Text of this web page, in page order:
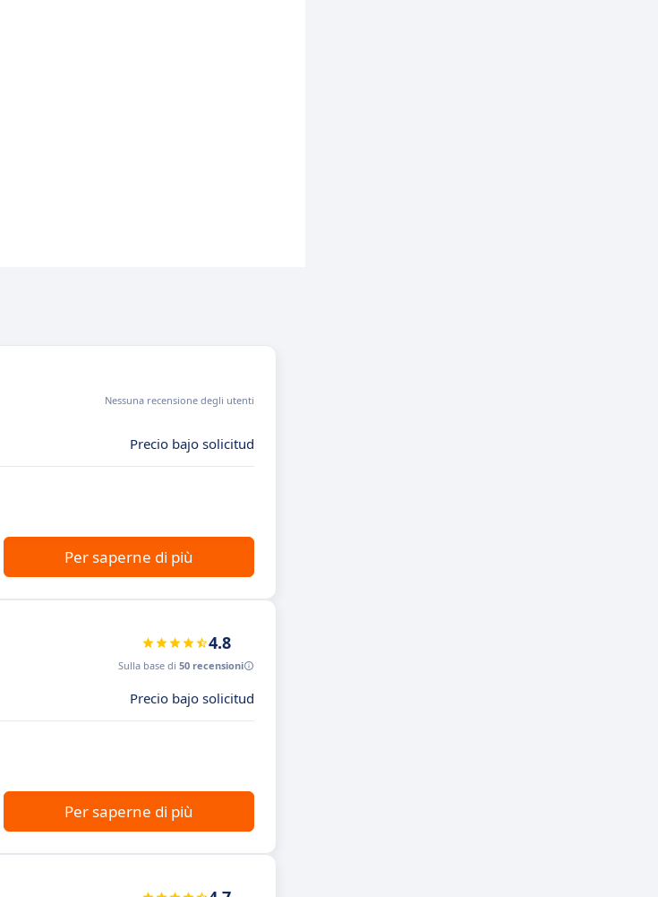
Nessuna recensione degli utenti
Precio bajo solicitud
Per saperne di più
4.8
Sulla base di 50 recensioni
Precio bajo solicitud
Per saperne di più